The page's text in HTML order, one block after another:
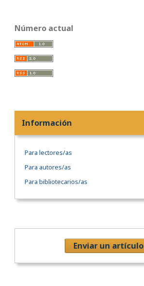
Número actual
Información
Para lectores/as
Para autores/as
Para bibliotecarios/as
Enviar un artículo